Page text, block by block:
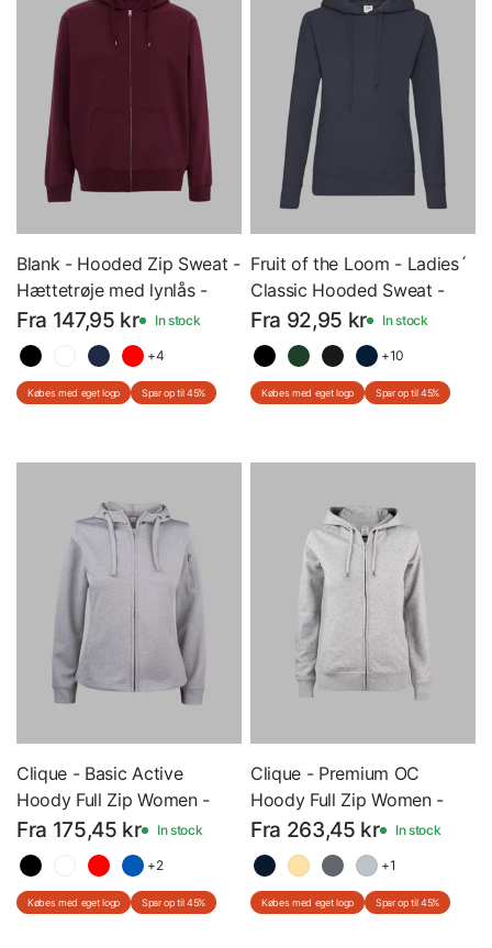
Blank - Hooded Zip Sweat -
Hættetrøje med lynlås -
ST722 - Med Eget Logo
Fra 147,95 kr In stock
+4
Købes med eget logo Spar op til 45%
Fruit of the Loom - Ladies´
Classic Hooded Sweat -
Dame - Hættetrøje- F409 -
Med Eget Logo
Fra 92,95 kr In stock
+10
Købes med eget logo Spar op til 45%
Clique - Basic Active
Hoody Full Zip Women -
Dame - Hættetrøje med
lynlås - 021015 - Med Eget
Logo
Fra 175,45 kr In stock
+2
Købes med eget logo Spar op til 45%
Clique - Premium OC
Hoody Full Zip Women -
Dame - Hættetrøje med
lynlås - 21005 - Med Eget
Logo
Fra 263,45 kr In stock
+1
Købes med eget logo Spar op til 45%